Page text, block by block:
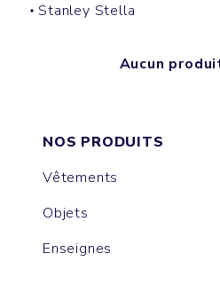
Stanley Stella
Aucun
NOS PRODUITS
Vêtements
Objets
Enseignes